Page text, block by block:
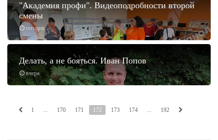
сегодня
"Академия профи". Видеоподробности второй
смены
вчера
Делать, а не бояться. Иван Попов
1 ... 170 171 172 173 174 ... 192